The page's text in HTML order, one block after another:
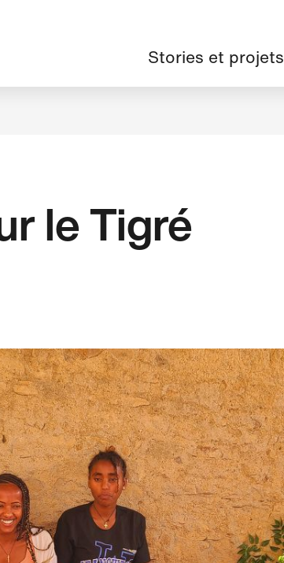
Navigation
principale
Stories et projets
le Tigré